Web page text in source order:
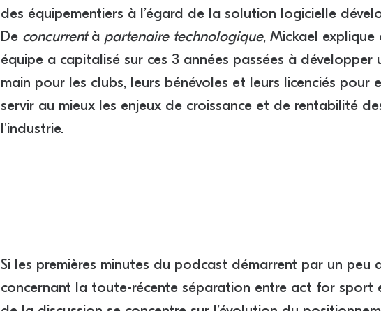
des équipementiers à l’égard de la solution logicielle
De concurrentà partenaire technologique, Mickael explique
équipe a capitalisé sur ces 3 années passées à développer
main pour les clubs, leurs bénévoles et leurs licenciés pour
servir au mieux les enjeux de croissance et de rentabilité
l'industrie.
Si les premières minutes du podcast démarrent par un peu
concernant la toute-récente séparation entre act for sport